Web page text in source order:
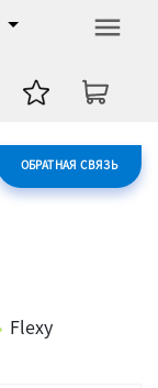
ОБРАТНАЯ СВЯЗЬ
Flexy